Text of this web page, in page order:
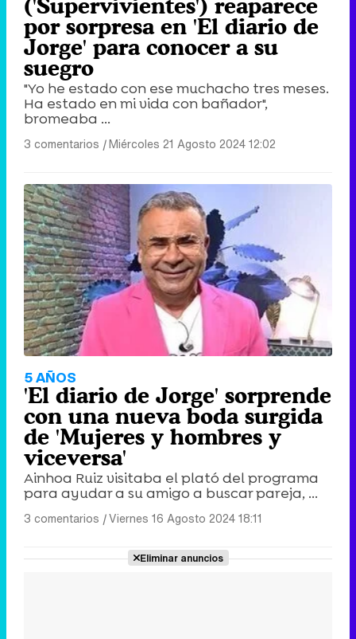
('Supervivientes') reaparece
por sorpresa en 'El diario de
Jorge' para conocer a su
suegro
"Yo he estado con ese muchacho tres meses.
Ha estado en mi vida con bañador",
bromeaba ...
3 comentarios |Miércoles 21 Agosto 2024 12:02
5 AÑOS
'El diario de Jorge' sorprende
con una nueva boda surgida
de 'Mujeres y hombres y
viceversa'
Ainhoa Ruiz visitaba el plató del programa
para ayudar a su amigo a buscar pareja, ...
3 comentarios |Viernes 16 Agosto 2024 18:11
Eliminar anuncios